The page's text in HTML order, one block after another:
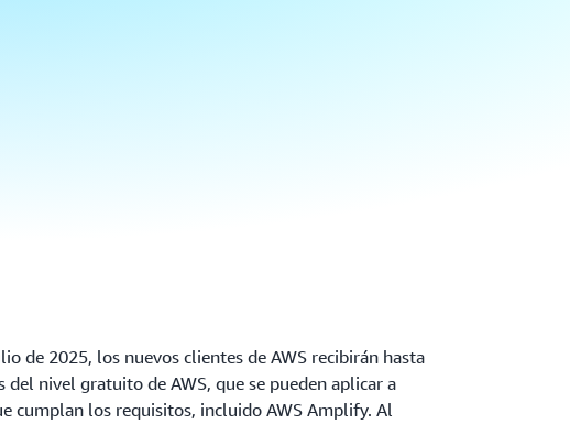
de 2025, los nuevos clientes de AWS recibirán hasta
del nivel gratuito de AWS, que se pueden aplicar a
cumplan los requisitos, incluido AWS Amplify. Al